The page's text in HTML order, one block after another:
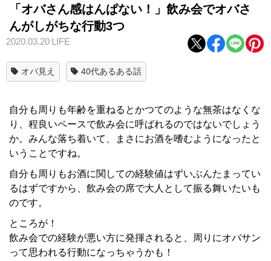
「オバさん感はんぱない！」飲み会でオバさ
んがしがちな行動3つ
2020.03.20 LIFE
オバ見え 40代あるある話
自分も周りも年齢を重ねるとかつてのような無茶はなくな
り、程良いペースで飲み会に呼ばれるのではないでしょう
か。みんな落ち着いて、まさにお酒を嗜むようになったと
いうことですね。
自分も周りもお酒に関しての経験値はずいぶんたまってい
るはずですから、飲み会の席で大人として振る舞いたいも
のです。
ところが！
飲み会での経験が悪い方に発揮されると、周りにオバサン
って思われる行動になっちゃうかも！